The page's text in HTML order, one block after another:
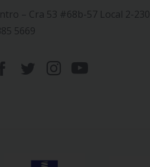
– Cra 53 #68b-57 Local 2-230
5669